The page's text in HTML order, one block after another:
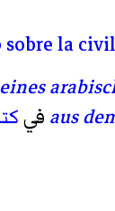
sobre la
aus في